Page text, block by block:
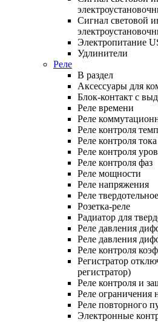
Сигнал световой
Электропитание
Удлинители
Реле
В раздел
Аксессуары для
Блок-контакт с
Реле времени
Реле
Реле контроля
Реле контроля тока
Реле контроля
Реле контроля фаз
Реле мощности
Реле напряжения
Реле твердотельное
Розетка-реле
Радиатор для
Реле давления
Реле давления
Реле контроля
Регистратор
регистратор)
Реле контроля и
Реле ограничения
Реле повторного
Электронные